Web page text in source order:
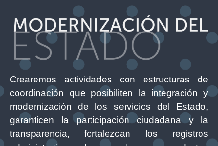
Crearemos actividades con estructuras de
coordinación que posibiliten la integración y
modernización de los servicios del Estado,
garanticen la participación ciudadana y la
transparencia, fortalezcan los registros